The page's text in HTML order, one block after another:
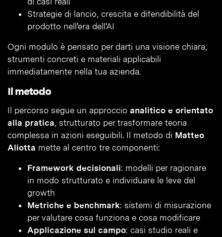
Strategie di lancio, crescita e difendibilità del
prodotto nell'era dell'AI
Ogni modulo è pensato per darti una visione chiara,
strumenti concreti e materiali applicabili
immediatamente nella tua azienda.
Il metodo
Il percorso segue un approccio analitico e orientato
alla pratica, strutturato per trasformare teoria
complessa in azioni eseguibili. Il metodo di Matteo
Aliotta mette al centro tre componenti:
Framework decisionali: modelli per ragionare
in modo strutturato e individuare le leve del
growth
Metriche e benchmark: sistemi di misurazione
per valutare cosa funziona e cosa modificare
Applicazione sul campo: casi studio reali e